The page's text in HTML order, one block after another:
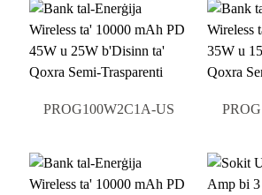
PROG100W2C1A-US